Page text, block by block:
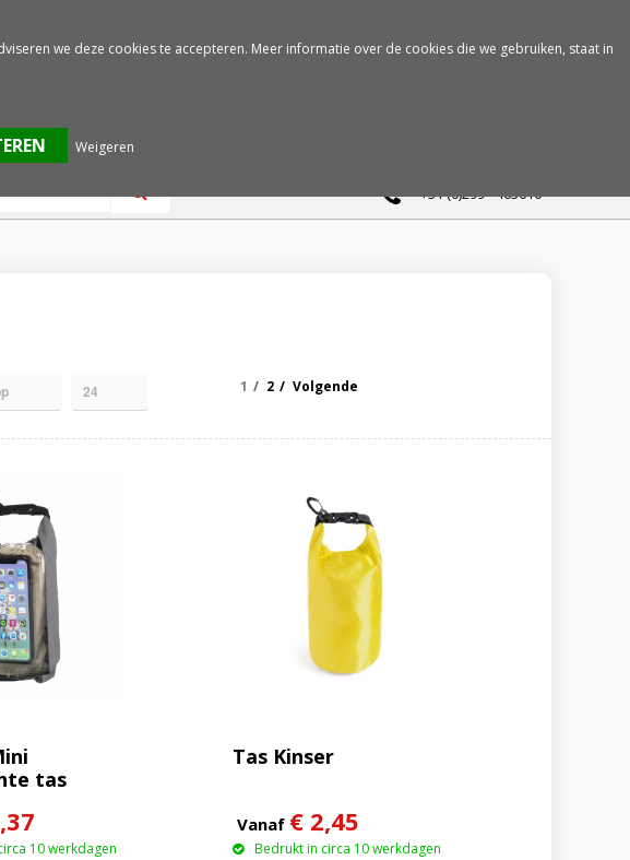
+31 (0)299 - 463610
1 2 Volgende
tas
10 werkdagen
Tas Kinser
Vanaf € 2,45
Bedrukt in circa 10 werkdagen
we deze cookies te accepteren. Meer informatie over de cookies die we gebruiken, staat in
Weigeren